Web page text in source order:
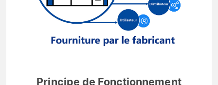
Principe de Fonctionnement